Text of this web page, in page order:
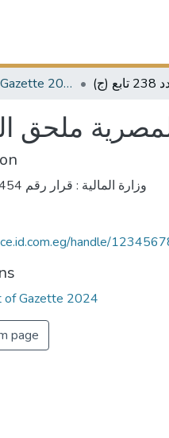
Supplement of Gazette 2024
ملحق
وزارة المالية : قرار رقم 454 لسنة 2024
handle/
of Gazette 2024
page